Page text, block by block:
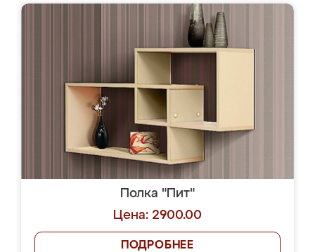
Полка "Пит"
Цена: 2900.00
ПОДРОБНЕЕ